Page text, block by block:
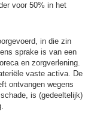
voor 50% in het
in die zin
sprake is van een
en zorgverlening.
vaste activa. De
ontvangen wegens
is (gedeeltelijk)